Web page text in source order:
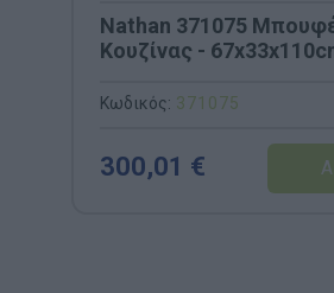
Nathan 371075
Κουζίνας -
Κωδικός: 371075
300,01 €